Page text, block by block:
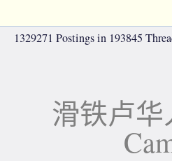
1329271 Postings in 193845
滑铁卢华